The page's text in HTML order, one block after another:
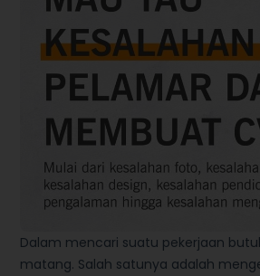
Dalam mencari suatu pekerjaan
matang. Salah satunya adalah